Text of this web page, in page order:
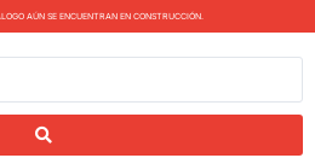
AÚN SE ENCUENTRAN EN CONSTRUCCIÓN.